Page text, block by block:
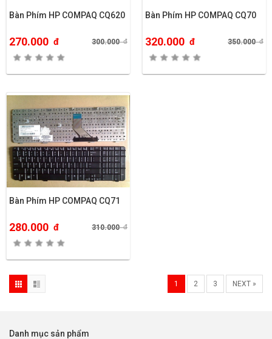
Bàn Phím HP COMPAQ CQ620
270.000 đ 300.000đ
Bàn Phím HP COMPAQ CQ70
320.000 đ 350.000đ
Bàn Phím HP COMPAQ CQ71
280.000 đ 310.000đ
1 2 3 NEXT »
Danh mục sản phẩm